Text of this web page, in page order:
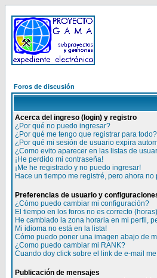
Foros de discusión
Acerca del ingreso (login) y registro
¿Por qué no puedo ingresar?
¿Por qué me tengo que registrar para todo?
¿Por qué mi sesión de usuario expira
¿Como evito aparecer en las listas de
¡He perdido mi contraseña!
¡Me he registrado y no puedo ingresar!
Hace un tiempo me registré, pero ahora
Preferencias de usuario y
¿Cómo puedo cambiar mi configuración?
El tiempo en los foros no es correcto
He cambiado la zona horaria en mi perfil,
Mi idioma no está en la lista!
Cómo puedo poner una imagen abajo de
¿Como puedo cambiar mi RANK?
Cuando doy click sobre el link de e-mail
Publicación de mensajes